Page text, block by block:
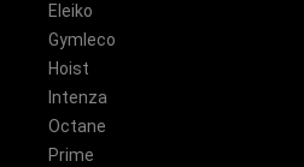
Eleiko
Gymleco
Hoist
Intenza
Octane
Prime